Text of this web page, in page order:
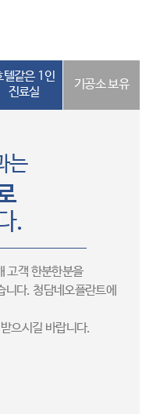
텔같은 1인
진료실
기공소 보유
는
.
고객 한분한분을
다. 청담네오플란트에
으시길 바랍니다.